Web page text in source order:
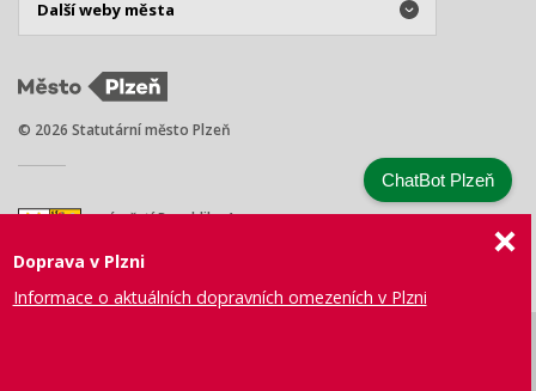
© 2026 Statutární město Plzeň
náměstí Republiky 1
Tel.: +420 378 031 111
Doprava v Plzni
Informace o aktuálních dopravních omezeních v Plzni
ChatBot Plzeň